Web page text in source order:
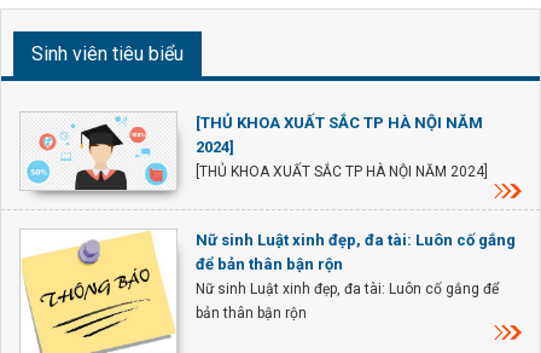
Sinh viên tiêu biểu
[THỦ KHOA XUẤT SẮC TP HÀ NỘI NĂM
2024]
[THỦ KHOA XUẤT SẮC TP HÀ NỘI NĂM 2024]
Nữ sinh Luật xinh đẹp, đa tài: Luôn cố gắng
để bản thân bận rộn
Nữ sinh Luật xinh đẹp, đa tài: Luôn cố gắng để
bản thân bận rộn